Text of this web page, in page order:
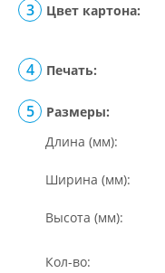
Цвет картона:
Печать:
Размеры:
Длина (мм):
Ширина (мм):
Высота (мм):
Кол-во: